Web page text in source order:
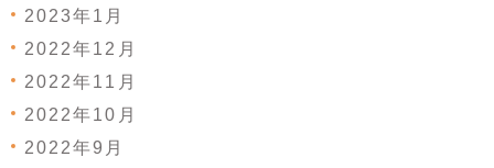
2023年1月
2022年12月
2022年11月
2022年10月
2022年9月